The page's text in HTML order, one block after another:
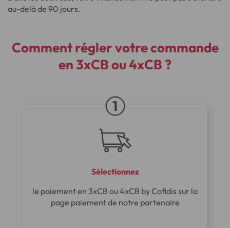
au-delà de 90 jours.
Comment régler votre commande
en 3xCB ou 4xCB ?
Sélectionnez
le paiement en 3xCB ou 4xCB by Cofidis sur la
page paiement de notre partenaire